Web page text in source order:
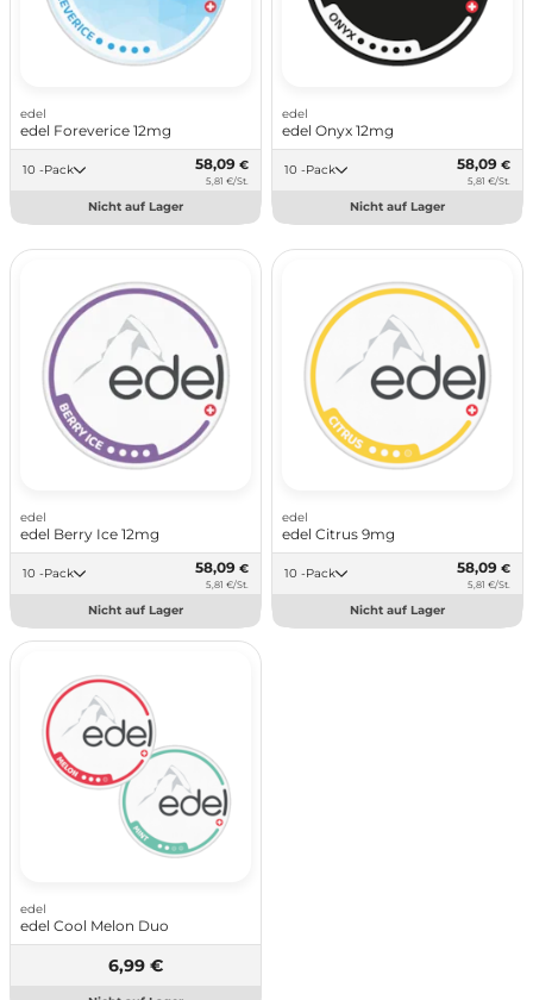
edel
edel Foreverice 12mg
10 -Pack 58,09 €
5,81 €/St.
Nicht auf Lager
edel
edel Onyx 12mg
10 -Pack 58,09 €
5,81 €/St.
Nicht auf Lager
edel
edel Berry Ice 12mg
10 -Pack 58,09 €
5,81 €/St.
Nicht auf Lager
edel
edel Citrus 9mg
10 -Pack 58,09 €
5,81 €/St.
Nicht auf Lager
edel
edel Cool Melon Duo
6,99 €